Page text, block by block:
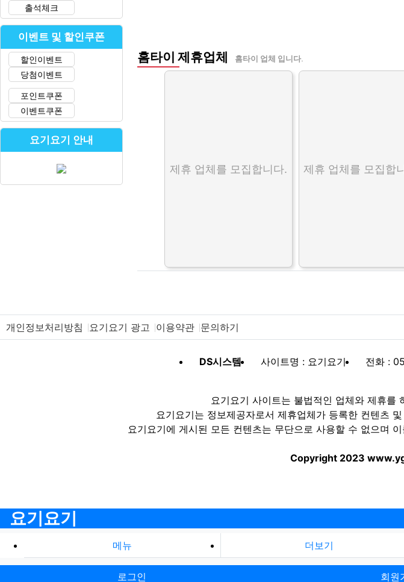
홈타이 제휴업체 홈타이 업체 입니다.
제휴 업체를 모집합니다. 제휴 업체를 모집합
출석체크
이벤트 및 할인쿠폰
할인이벤트
당첨이벤트
포인트쿠폰
이벤트쿠폰
요기요기 안내
개인정보처리방침 요기요기 광고 이용약관 문의하기
DS시스템 사이트명 : 요기요기 전화 :
요기요기 사이트는 불법적인 업체와 제휴를
요기요기는 정보제공자로서 제휴업체가 등록한 컨텐츠
요기요기에 게시된 모든 컨텐츠는 무단으로 사용할 수 없으며
Copyright 2023
요기요기
메뉴 더보기
로그인 회원